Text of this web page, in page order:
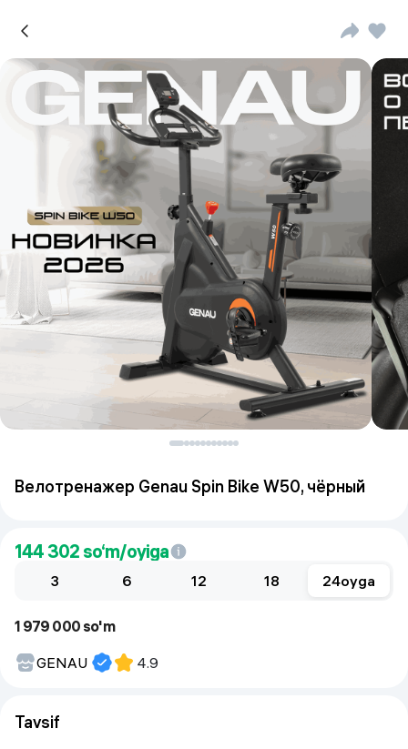
Велотренажер Genau Spin Bike W50, чёрный
144 302 so‘m/oyiga
3 6 12 18 24oyga
1 979 000 so'm
GENAU
4.9
Tavsif